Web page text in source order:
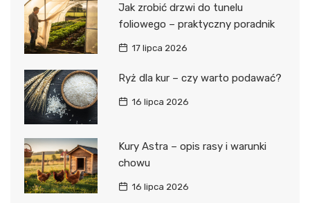
Jak zrobić drzwi do tunelu
foliowego – praktyczny poradnik
17 lipca 2026
Ryż dla kur – czy warto podawać?
16 lipca 2026
Kury Astra – opis rasy i warunki
chowu
16 lipca 2026